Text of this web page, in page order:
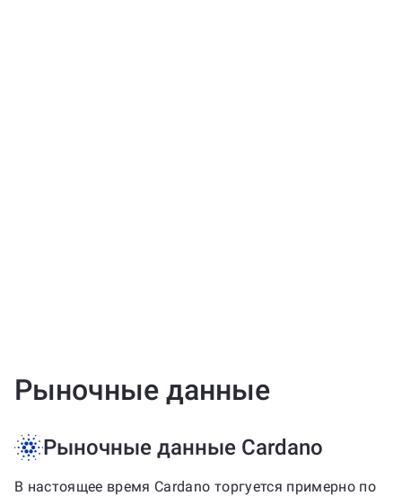
Рыночные данные
Рыночные данные Cardano
В настоящее время Cardano торгуется примерно по